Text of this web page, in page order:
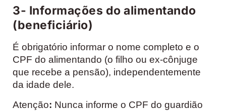
3- Informações do alimentando
(beneficiário)
É obrigatório informar o nome completo e o
CPF do alimentando (o filho ou ex-cônjuge
que recebe a pensão), independentemente
da idade dele.
Atenção: Nunca informe o CPF do guardião